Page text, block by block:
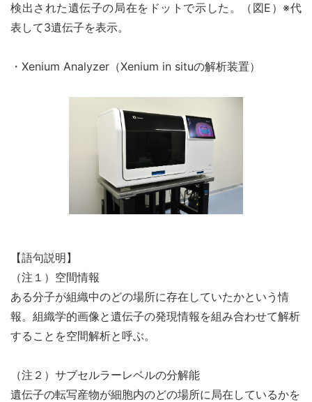
検出された遺伝子の局在をドットで示した。（図E）※代
表して3遺伝子を表示。
・Xenium Analyzer（Xenium in situの解析装置）
【語句説明】
（注１）空間情報
ある分子が組織中のどの場所に存在していたかという情
報。組織学的画像と遺伝子の発現情報を組み合わせて解析
することを空間解析と呼ぶ。
（注２）サブセルラーレベルの分解能
遺伝子の転写産物が細胞内のどの場所に局在しているかを